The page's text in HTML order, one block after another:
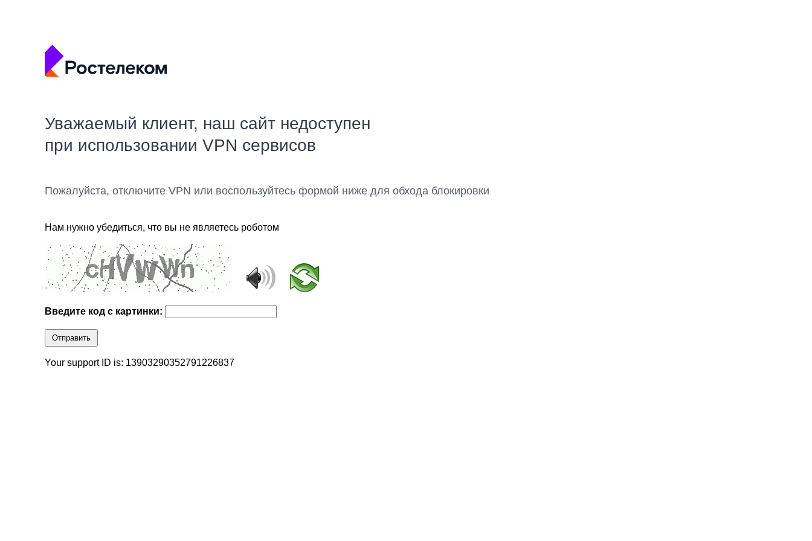
Уважаемый клиент, наш сайт недоступен
при использовании VPN сервисов
Пожалуйста, отключите VPN или воспользуйтесь формой ниже для обхода блокировки
Нам нужно убедиться, что вы не являетесь роботом
Введите код с картинки:
Отправить
Your support ID is: 13903290352791226837